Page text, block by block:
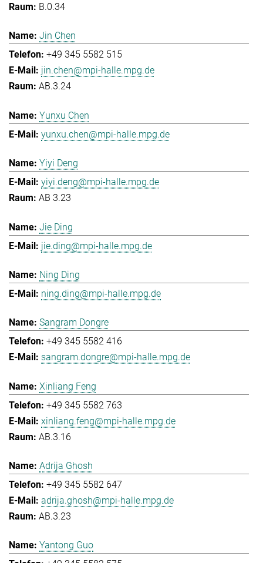
B.0.34
Jin Chen
+49 345 5582 515
jin.chen@mpi-halle.mpg.de
AB.3.24
Yunxu Chen
yunxu.chen@mpi-halle.mpg.de
Yiyi Deng
yiyi.deng@mpi-halle.mpg.de
AB 3.23
Jie Ding
jie.ding@mpi-halle.mpg.de
Ning Ding
ning.ding@mpi-halle.mpg.de
Sangram Dongre
+49 345 5582 416
sangram.dongre@mpi-halle.mpg.de
Xinliang Feng
+49 345 5582 763
xinliang.feng@mpi-halle.mpg.de
AB.3.16
Adrija Ghosh
+49 345 5582 647
adrija.ghosh@mpi-halle.mpg.de
AB.3.23
Yantong Guo